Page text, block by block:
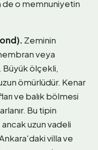
o memnuniyetin
Zeminin
veya
Büyük ölçekli,
ömürlüdür. Kenar
ve balık bölmesi
Bu tipin
uzun vadeli
villa ve